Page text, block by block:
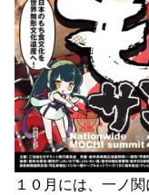
１０月には、一ノ